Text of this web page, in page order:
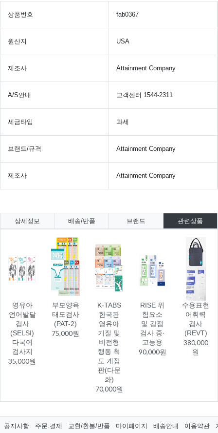
상품번호 fab0367
원산지 USA
제조사 Attainment Company
A/S안내 고객센터 1544-2311
세금타입 과세
브랜드/규격 Attainment Company
제조사 Attainment Company
상세정보 배송/반품 브랜드 관련상품
영유아
언어발달
검사
(SELSI)
다국어
검사지
35,000원
부모양육
태도검사
(PAT-2)
75,000원
K-TABS
한국판
영유아
기질 및
비전형
행동 척
도 개정
판(다문
화)
70,000원
RISE 위
험요소
및 강점
검사 중·
고등용
90,000원
수용표현
어휘력
검사
(REVT)
380,000
원
공지사항 주문.결제 교환/환불/반품 마이페이지 배송안내 이용약관